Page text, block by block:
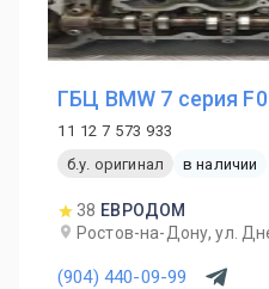
ГБЦ BMW 7 серия
11 12 7 573 933
б.у. оригинал
в наличии
38 ЕВРОДОМ
Ростов-на-Дону, ул.
(904) 440-09-99